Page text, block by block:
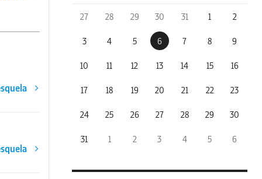
27 28 29 30 31 1 2
3 4 5 6 7 8 9
10 11 12 13 14 15 16
17 18 19 20 21 22 23
24 25 26 27 28 29 30
31 1 2 3 4 5 6